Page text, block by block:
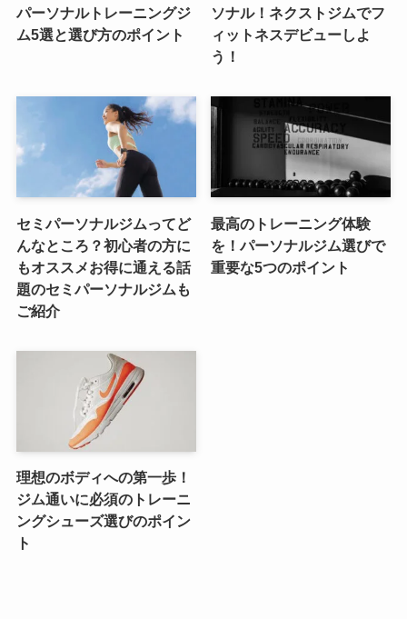
パーソナルトレーニングジ
ム5選と選び方のポイント
ソナル！ネクストジムでフ
ィットネスデビューしよ
う！
セミパーソナルジムってど
んなところ？初心者の方に
もオススメお得に通える話
題のセミパーソナルジムも
ご紹介
最高のトレーニング体験
を！パーソナルジム選びで
重要な5つのポイント
理想のボディへの第一歩！
ジム通いに必須のトレーニ
ングシューズ選びのポイン
ト